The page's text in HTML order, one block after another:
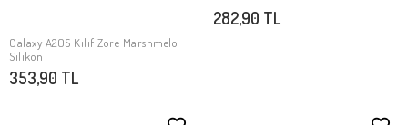
SEPETE EKLE
Galaxy A20S Kılıf Zore Marshmelo
Silikon
353,90 TL
282,90 TL